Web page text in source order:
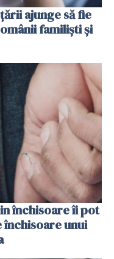
ajunge să fie
familiști și
închisoare îi pot
închisoare unui